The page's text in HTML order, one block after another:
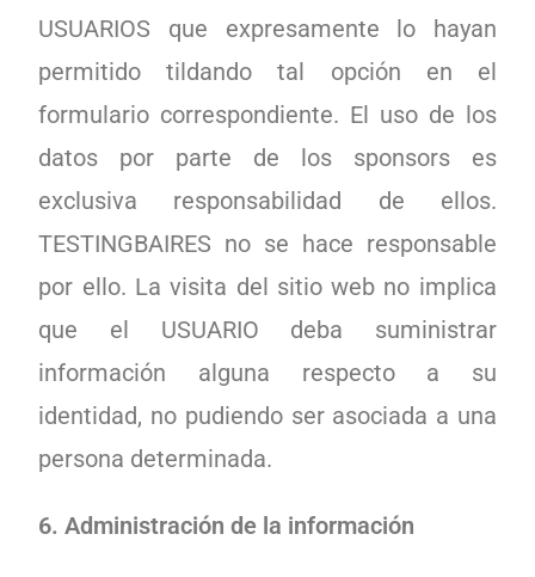
USUARIOS que expresamente lo hayan
permitido tildando tal opción en el
formulario correspondiente. El uso de los
datos por parte de los sponsors es
exclusiva responsabilidad de ellos.
TESTINGBAIRES no se hace responsable
por ello. La visita del sitio web no implica
que el USUARIO deba suministrar
información alguna respecto a su
identidad, no pudiendo ser asociada a una
persona determinada.
6. Administración de la información